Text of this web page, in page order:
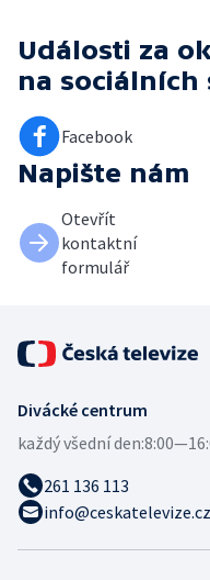
Události za
na sociálních
Facebook
Napište nám
Otevřít
kontaktní
formulář
Divácké centrum
každý všední den:
261 136 113
info@ceskatelevize.cz